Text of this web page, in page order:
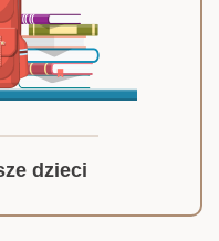
dzieci